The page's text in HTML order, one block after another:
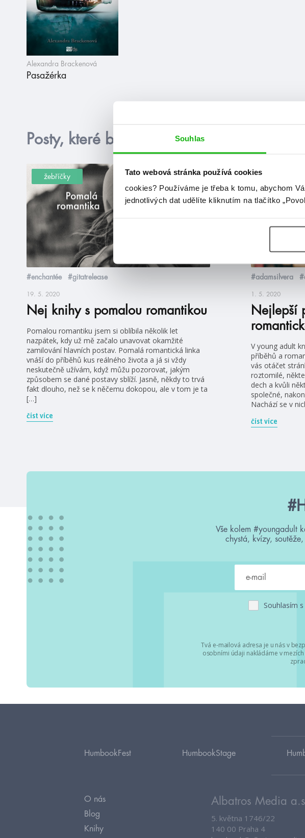
Souhlas
Tato webová stránka používá cookies
cookies? Používáme je třeba k tomu, abychom
jednotlivých dat udělíte kliknutím na tlačítko
Alexandra Brackenová
Pasažérka
Posty, které by tě mohly zajímat
žebříčky
#enchantée #gitatrelease
19. 5. 2020
Nej knihy s pomalou romantikou
Pomalou romantiku jsem si oblíbila několik let
nazpátek, kdy už mě začalo unavovat okamžité
zamilování hlavních postav. Pomalá romantická linka
vnáší do příběhů kus reálného života a já si vždy
neskutečně užívám, když můžu pozorovat, jakým
způsobem se dané postavy sblíží. Jasně, někdy to trvá
fakt dlouho, než se k něčemu dokopou, ale v tom je ta
[…]
číst více
#adamsilvera
1. 5. 2020
Nejlepší
V young adult
příběhů a
vás otáčet
roztomilé,
dech a kvůli
společné,
Nachází se v
číst více
Vše kolem #youngadult
chystá, kvízy,
Souhlasím s
Tvá e-mailová adresa je u nás v
osobními údaji nakládáme v
HumbookFest HumbookStage
O nás
Blog
Knihy
Albatros Media
5. května 1746/22
140 00 Praha 4